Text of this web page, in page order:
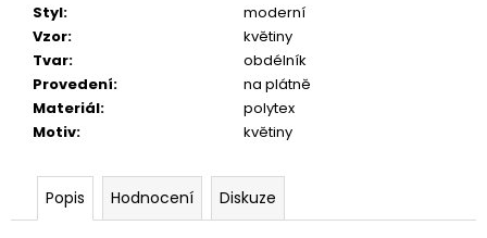
Styl:
moderní
Vzor:
květiny
Tvar:
obdélník
Provedení:
na plátně
Materiál:
polytex
Motiv: květiny
Popis Hodnocení Diskuze